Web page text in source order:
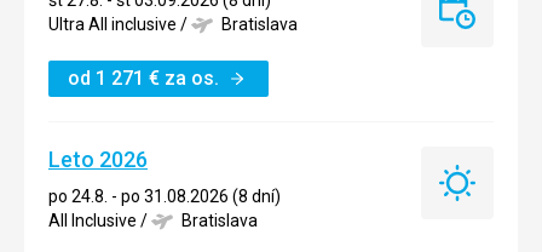
Ultra All inclusive / Bratislava
od 1 271 € za os.
Last
Leto 2026
po 24.8. - po 31.08.2026 (8 dní)
All Inclusive / Bratislava
Leto